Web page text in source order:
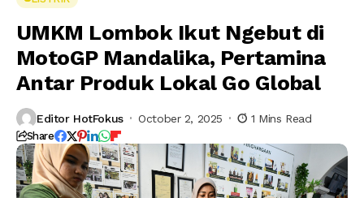
UMKM Lombok Ikut Ngebut di
MotoGP Mandalika, Pertamina
Antar Produk Lokal Go Global
Editor HotFokus October 2, 2025 1 Mins Read
Share